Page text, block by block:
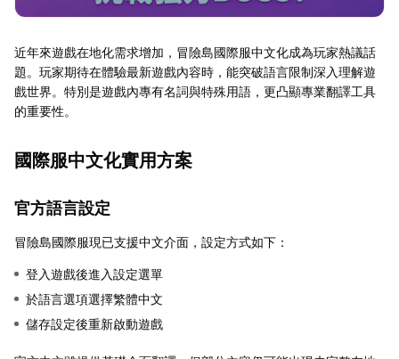
近年來遊戲在地化需求增加，冒險島國際服中文化成為玩家熱議話
題。玩家期待在體驗最新遊戲內容時，能突破語言限制深入理解遊
戲世界。特別是遊戲內專有名詞與特殊用語，更凸顯專業翻譯工具
的重要性。
國際服中文化實用方案
官方語言設定
冒險島國際服現已支援中文介面，設定方式如下：
登入遊戲後進入設定選單
於語言選項選擇繁體中文
儲存設定後重新啟動遊戲